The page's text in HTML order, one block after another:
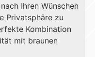
Ihren Wünschen
Privatsphäre zu
Kombination
mit braunen